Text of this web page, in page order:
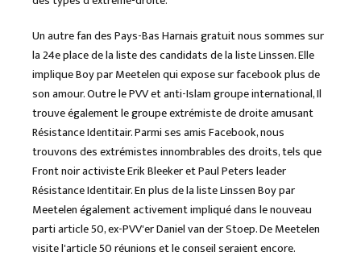
Un autre fan des Pays-Bas Harnais gratuit nous sommes sur
la 24e place de la liste des candidats de la liste Linssen. Elle
implique Boy par Meetelen qui expose sur facebook plus de
son amour. Outre le PVV et anti-Islam groupe international, Il
trouve également le groupe extrémiste de droite amusant
Résistance Identitair. Parmi ses amis Facebook, nous
trouvons des extrémistes innombrables des droits, tels que
Front noir activiste Erik Bleeker et Paul Peters leader
Résistance Identitair. En plus de la liste Linssen Boy par
Meetelen également activement impliqué dans le nouveau
parti article 50, ex-PVV'er Daniel van der Stoep. De Meetelen
visite l'article 50 réunions et le conseil seraient encore.